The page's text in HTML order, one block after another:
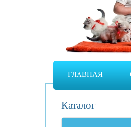
ГЛАВНАЯ
Каталог